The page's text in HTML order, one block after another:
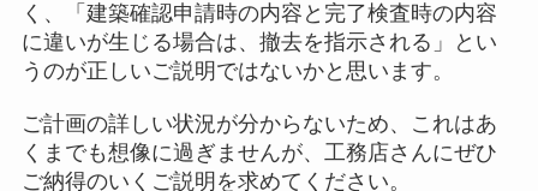
く、「建築確認申請時の内容と完了検査時の内容
に違いが生じる場合は、撤去を指示される」とい
うのが正しいご説明ではないかと思います。
ご計画の詳しい状況が分からないため、これはあ
くまでも想像に過ぎませんが、工務店さんにぜひ
ご納得のいくご説明を求めてください。